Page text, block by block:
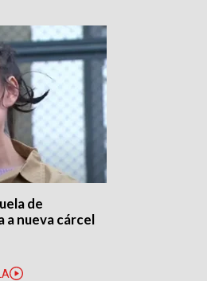
de
a nueva cárcel